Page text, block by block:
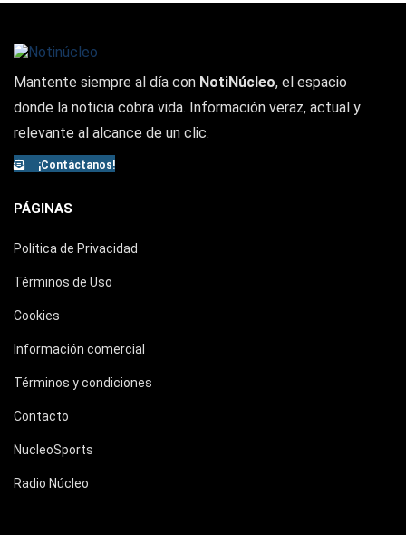
Mantente siempre al día con NotiNúcleo, el espacio
donde la noticia cobra vida. Información veraz, actual y
relevante al alcance de un clic.
¡Contáctanos!
PÁGINAS
Política de Privacidad
Términos de Uso
Cookies
Información comercial
Términos y condiciones
Contacto
NucleoSports
Radio Núcleo